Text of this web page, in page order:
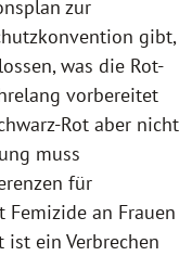
zur
gibt,
was die Rot-
vorbereitet
Rot aber nicht
muss
für
an Frauen
ist ein Verbrechen